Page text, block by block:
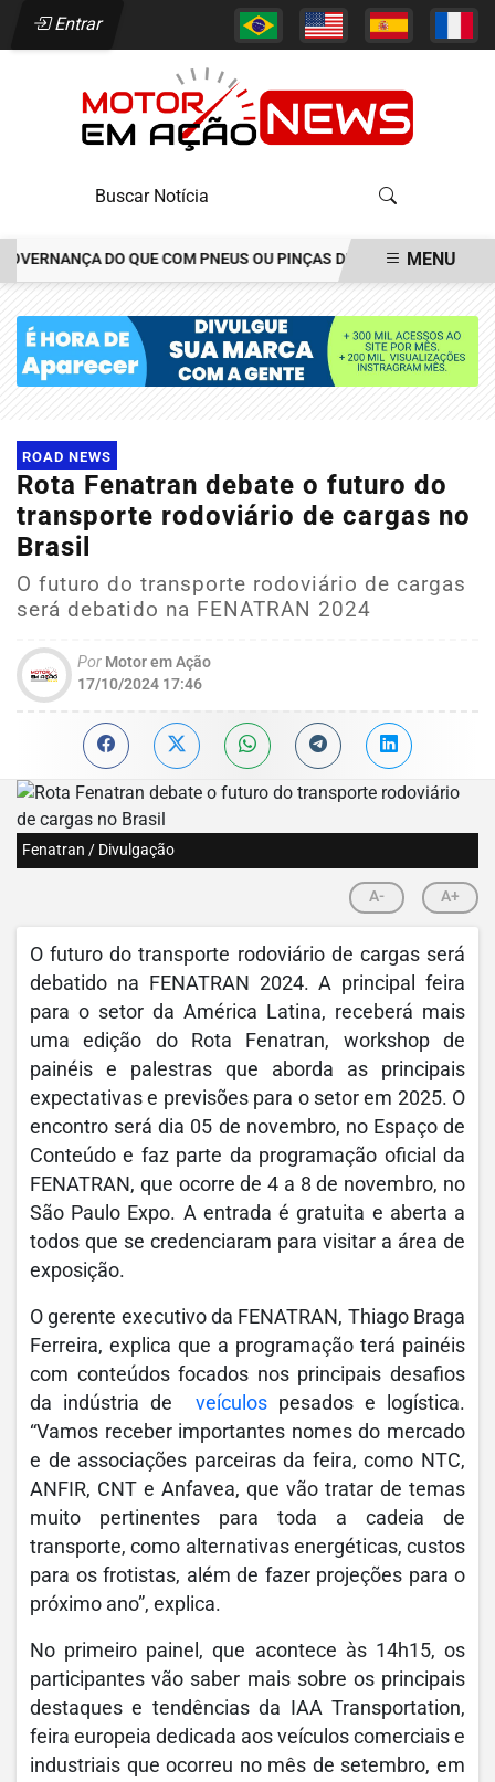
Entrar
DO QUE COM PNEUS OU PINÇAS DE FREIOS JOÃO
MENU
ROAD NEWS
Rota Fenatran debate o futuro do
transporte rodoviário de cargas no
Brasil
O futuro do transporte rodoviário de cargas
será debatido na FENATRAN 2024
Por Motor em Ação
17/10/2024 17:46
Fenatran / Divulgação
A- A+
O futuro do transporte rodoviário de cargas será
debatido na FENATRAN 2024. A principal feira
para o setor da América Latina, receberá mais
uma edição do Rota Fenatran, workshop de
painéis e palestras que aborda as principais
expectativas e previsões para o setor em 2025. O
encontro será dia 05 de novembro, no Espaço de
Conteúdo e faz parte da programação oficial da
FENATRAN, que ocorre de 4 a 8 de novembro, no
São Paulo Expo. A entrada é gratuita e aberta a
todos que se credenciaram para visitar a área de
exposição.
O gerente executivo da FENATRAN, Thiago Braga
Ferreira, explica que a programação terá painéis
com conteúdos focados nos principais desafios
da indústria de
veículospesados e logística.
“Vamos receber importantes nomes do mercado
e de associações parceiras da feira, como NTC,
ANFIR, CNT e Anfavea, que vão tratar de temas
muito pertinentes para toda a cadeia de
transporte, como alternativas energéticas, custos
para os frotistas, além de fazer projeções para o
próximo ano”, explica.
No primeiro painel, que acontece às 14h15, os
participantes vão saber mais sobre os principais
destaques e tendências da IAA Transportation,
feira europeia dedicada aos veículos comerciais e
industriais que ocorreu no mês de setembro, em